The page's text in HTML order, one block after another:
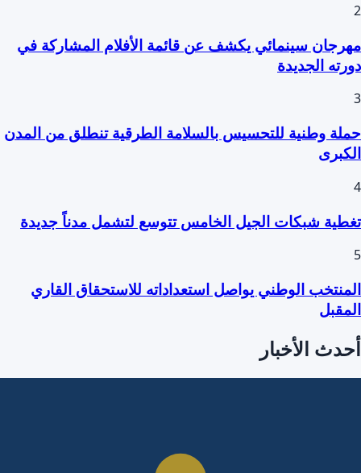
2
مهرجان سينمائي يكشف عن قائمة الأفلام المشاركة في
دورته الجديدة
3
حملة وطنية للتحسيس بالسلامة الطرقية تنطلق من المدن
الكبرى
4
تغطية شبكات الجيل الخامس تتوسع لتشمل مدناً جديدة
5
المنتخب الوطني يواصل استعداداته للاستحقاق القاري
المقبل
أحدث الأخبار